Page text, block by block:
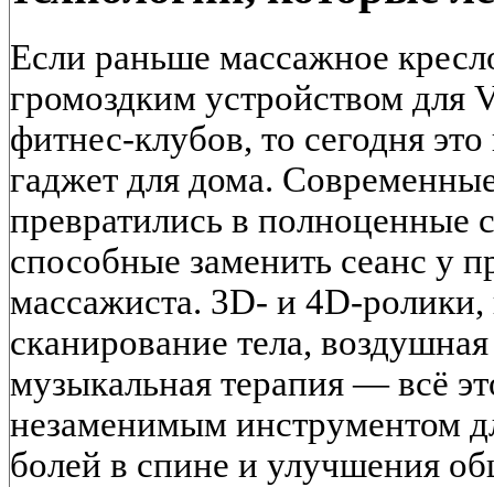
Если раньше массажное
громоздким устройством для
фитнес-клубов, то сегодня
гаджет для дома.
превратились в полноценные
способные заменить сеанс у
массажиста. 3D- и 4D-ролики,
сканирование тела,
музыкальная терапия — всё
незаменимым инструментом
болей в спине и улучшения